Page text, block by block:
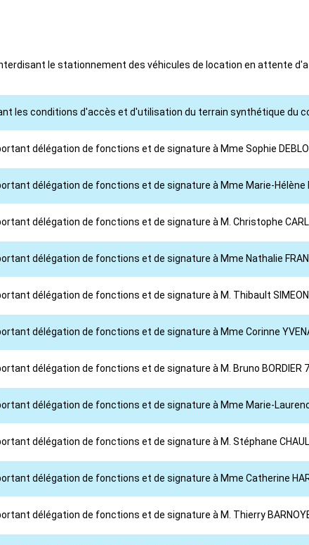
le stationnement des véhicules de location en attente
les conditions d'accès et d'utilisation du terrain synthétique du
délégation de fonctions et de signature à Mme Sophie
délégation de fonctions et de signature à Mme Marie-Hélène
délégation de fonctions et de signature à M. Christophe
délégation de fonctions et de signature à Mme Nathalie
délégation de fonctions et de signature à M. Thibault
délégation de fonctions et de signature à Mme Corinne
délégation de fonctions et de signature à M. Bruno BORDIER
délégation de fonctions et de signature à Mme Marie-
délégation de fonctions et de signature à M. Stéphane
délégation de fonctions et de signature à Mme Catherine
délégation de fonctions et de signature à M. Thierry